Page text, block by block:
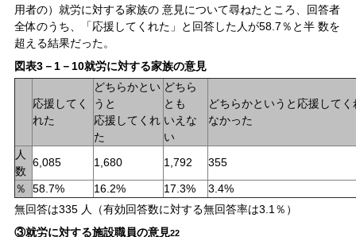
用者の）就労に対する家族の 意見について尋ねたところ、回答者
全体のうち、「応援してくれた」と回答した人が58.7％と半 数を
超える結果だった。
図表3－1－10就労に対する家族の意見
応援してく
れた
どちらかとい
うと
応援してくれ
た
どちら
とも
いえな
い
どちらかというと応援してく
なかった
人
数
6,085 1,680 1,792 355
％ 58.7% 16.2% 17.3%
3.4%
無回答は335 人（有効回答数に対する無回答率は3.1％）
③就労に対する施設職員の意見22